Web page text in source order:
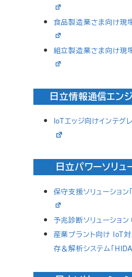
食品製造業さま向け現
組立製造業さま向け現
日立情報通信エン
IoTエッジ向けインテグ
日立パワーソリュ
保守支援ソリューション
予兆診断ソリューション
産業プラント向け IoT
存＆解析システム「